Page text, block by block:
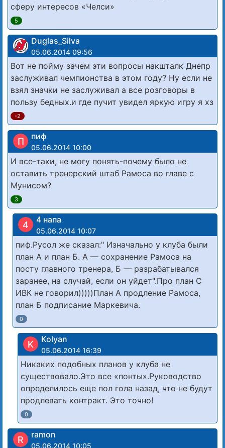
сферу интересов «Челси»
5
Duglas_Silva
05.06.2014 09:56
Вот не пойму зачем эти вопросы накшталк Днепр
заслуживал чемпионства в этом году? Ну если не
взял значки не заслуживал а все розговоры в
пользу бедных.и где пучит увидел яркую игру я хз
-2
П пиф
05.06.2014 10:00
И все-таки, не могу понять-почему было не
оставить тренерский штаб Рамоса во главе с
Мунисом?
3
4 4 напа
05.06.2014 10:07
пиф.Русол же сказал:" Изначально у клуба были
план А и план Б. А — сохранение Рамоса на
посту главного тренера, Б — разрабатывался
заранее, на случай, если он уйдет".Про план С
ИВК не говорил)))))План А продление Рамоса,
план Б подписание Маркевича.
0
K Kolyan
05.06.2014 16:39
Никаких подобных планов у клуба не
существовало.Это все «понты».Руководство
определилось еще пол гола назад, что не будут
продлевать контракт. Это точно!
0
R ramon
05.06.2014 10:05